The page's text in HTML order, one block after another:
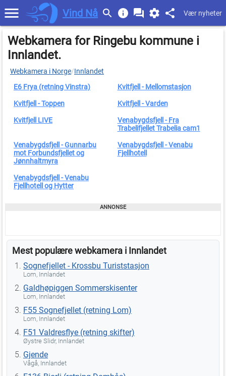
Vind Nå Vær nyheter
Webkamera for Ringebu kommune i
Innlandet.
Webkamera i Norge/Innlandet
E6 Frya (retning Vinstra)
Kvitfjell - Mellomstasjon
Kvitfjell - Toppen Kvitfjell - Varden
Kvitfjell LIVE
Venabygdsfjell - Fra
Trabelifjellet Trabelia cam1
Venabygdsfjell - Gunnarbu
mot Forbundsfjellet og
Jønnhaltmyra
Venabygdsfjell - Venabu
Fjellhotell
Venabygdsfjell - Venabu
Fjellhotell og Hytter
Mest populære webkamera i Innlandet
Sognefjellet - Krossbu Turiststasjon
Lom, Innlandet
Galdhøpiggen Sommerskisenter
Lom, Innlandet
F55 Sognefjellet (retning Lom)
Lom, Innlandet
F51 Valdresflye (retning skifter)
Øystre Slidr, Innlandet
Gjende
Vågå, Innlandet